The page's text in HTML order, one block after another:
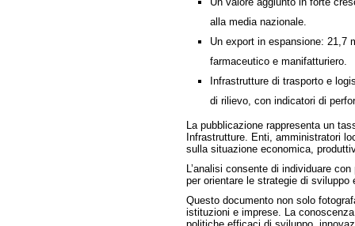
alla media nazionale.
Un export in espansione: 21,7
farmaceutico e manifatturiero.
Infrastrutture di trasporto e
di rilievo, con indicatori di
La pubblicazione rappresenta un
Infrastrutture. Enti, amministratori
sulla situazione economica,
L’analisi consente di individuare
per orientare le strategie di sviluppo
Questo documento non solo
istituzioni e imprese. La